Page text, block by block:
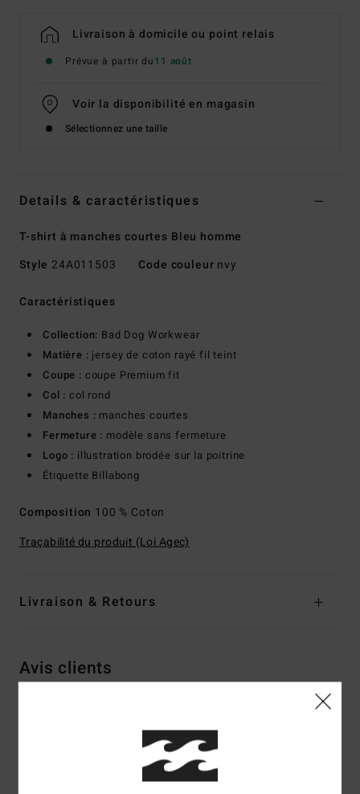
Livraison à domicile ou point relais
Prévue à partir du11 août
Voir la disponibilité en magasin
Sélectionnez une taille
Details & caractéristiques
T-shirt à manches courtes Bleu homme
Style 24A011503 Code couleur nvy
Caractéristiques
Collection: Bad Dog Workwear
Matière : jersey de coton rayé fil teint
Coupe : coupe Premium fit
Col : col rond
Manches : manches courtes
Fermeture : modèle sans fermeture
Logo : illustration brodée sur la poitrine
Étiquette Billabong
Composition 100 % Coton
Traçabilité du produit (Loi Agec)
Livraison & Retours
Avis clients
Note moyenne
5.0/5